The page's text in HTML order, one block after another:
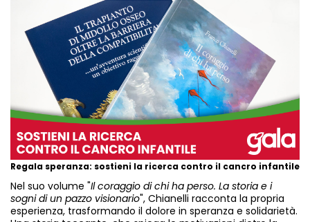
Regala speranza: sostieni la ricerca contro il cancro infantile
Nel suo volume "Il coraggio di chi ha perso. La storia e i
sogni di un pazzo visionario", Chianelli racconta la propria
esperienza, trasformando il dolore in speranza e solidarietà.